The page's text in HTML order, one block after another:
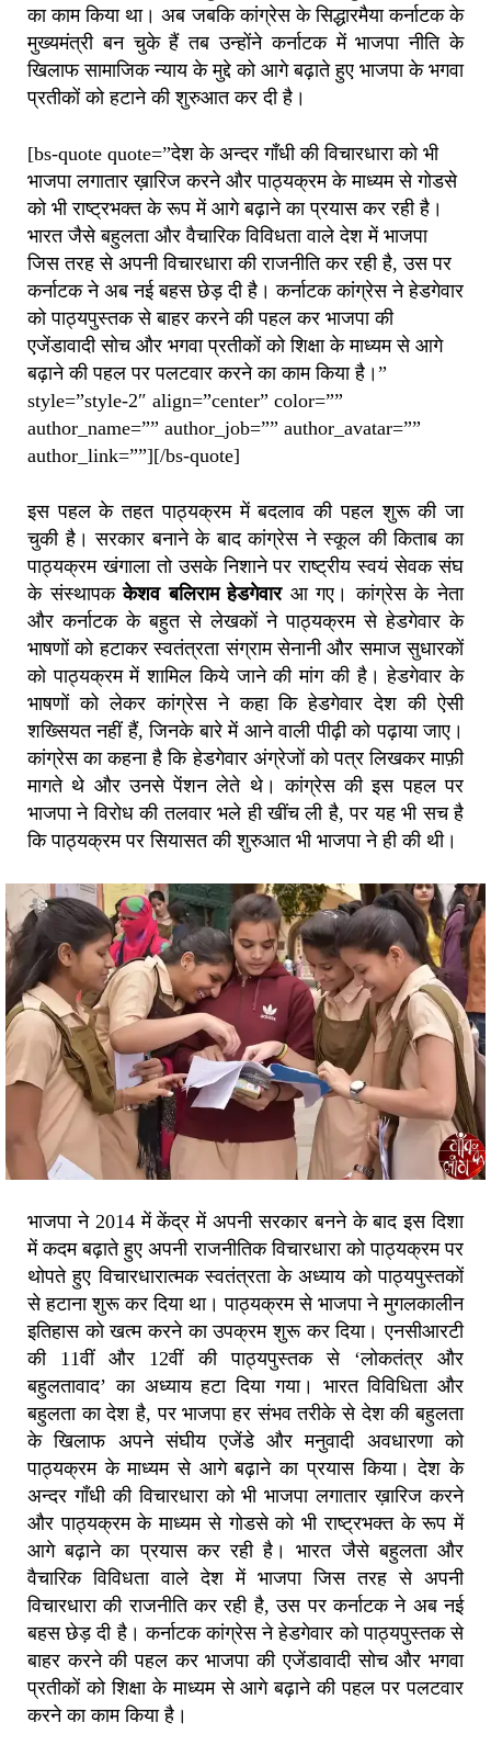
का काम किया था। अब जबकि कांग्रेस के सिद्धारमैया कर्नाटक के
मुख्यमंत्री बन चुके हैं तब उन्होंने कर्नाटक में भाजपा नीति के
खिलाफ सामाजिक न्याय के मुद्दे को आगे बढ़ाते हुए भाजपा के भगवा
प्रतीकों को हटाने की शुरुआत कर दी है।
[bs-quote quote=”देश के अन्दर गाँधी की विचारधारा को भी
भाजपा लगातार ख़ारिज करने और पाठ्यक्रम के माध्यम से गोडसे
को भी राष्ट्रभक्त के रूप में आगे बढ़ाने का प्रयास कर रही है।
भारत जैसे बहुलता और वैचारिक विविधता वाले देश में भाजपा
जिस तरह से अपनी विचारधारा की राजनीति कर रही है, उस पर
कर्नाटक ने अब नई बहस छेड़ दी है। कर्नाटक कांग्रेस ने हेडगेवार
को पाठ्यपुस्तक से बाहर करने की पहल कर भाजपा की
एजेंडावादी सोच और भगवा प्रतीकों को शिक्षा के माध्यम से आगे
बढ़ाने की पहल पर पलटवार करने का काम किया है।”
style=”style-2″ align=”center” color=””
author_name=”” author_job=”” author_avatar=””
author_link=””][/bs-quote]
इस पहल के तहत पाठ्यक्रम में बदलाव की पहल शुरू की जा
चुकी है। सरकार बनाने के बाद कांग्रेस ने स्कूल की किताब का
पाठ्यक्रम खंगाला तो उसके निशाने पर राष्ट्रीय स्वयं सेवक संघ
के संस्थापककेशव बलिराम हेडगेवारआ गए। कांग्रेस के नेता
और कर्नाटक के बहुत से लेखकों ने पाठ्यक्रम से हेडगेवार के
भाषणों को हटाकर स्वतंत्रता संग्राम सेनानी और समाज सुधारकों
को पाठ्यक्रम में शामिल किये जाने की मांग की है। हेडगेवार के
भाषणों को लेकर कांग्रेस ने कहा कि हेडगेवार देश की ऐसी
शख्सियत नहीं हैं, जिनके बारे में आने वाली पीढ़ी को पढ़ाया जाए।
कांग्रेस का कहना है कि हेडगेवार अंग्रेजों को पत्र लिखकर माफ़ी
मागते थे और उनसे पेंशन लेते थे। कांग्रेस की इस पहल पर
भाजपा ने विरोध की तलवार भले ही खींच ली है, पर यह भी सच है
कि पाठ्यक्रम पर सियासत की शुरुआत भी भाजपा ने ही की थी।
भाजपा ने 2014 में केंद्र में अपनी सरकार बनने के बाद इस दिशा
में कदम बढ़ाते हुए अपनी राजनीतिक विचारधारा को पाठ्यक्रम पर
थोपते हुए विचारधारात्मक स्वतंत्रता के अध्याय को पाठ्यपुस्तकों
से हटाना शुरू कर दिया था। पाठ्यक्रम से भाजपा ने मुगलकालीन
इतिहास को खत्म करने का उपक्रम शुरू कर दिया। एनसीआरटी
की 11वीं और 12वीं की पाठ्यपुस्तक से ‘लोकतंत्र और
बहुलतावाद’ का अध्याय हटा दिया गया। भारत विविधिता और
बहुलता का देश है, पर भाजपा हर संभव तरीके से देश की बहुलता
के खिलाफ अपने संघीय एजेंडे और मनुवादी अवधारणा को
पाठ्यक्रम के माध्यम से आगे बढ़ाने का प्रयास किया। देश के
अन्दर गाँधी की विचारधारा को भी भाजपा लगातार ख़ारिज करने
और पाठ्यक्रम के माध्यम से गोडसे को भी राष्ट्रभक्त के रूप में
आगे बढ़ाने का प्रयास कर रही है। भारत जैसे बहुलता और
वैचारिक विविधता वाले देश में भाजपा जिस तरह से अपनी
विचारधारा की राजनीति कर रही है, उस पर कर्नाटक ने अब नई
बहस छेड़ दी है। कर्नाटक कांग्रेस ने हेडगेवार को पाठ्यपुस्तक से
बाहर करने की पहल कर भाजपा की एजेंडावादी सोच और भगवा
प्रतीकों को शिक्षा के माध्यम से आगे बढ़ाने की पहल पर पलटवार
करने का काम किया है।